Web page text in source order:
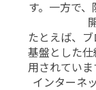
す。一方で
たとえば、
基盤とした
用されていま
インターネ